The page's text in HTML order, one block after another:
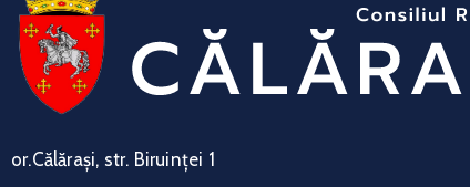
or.Călărași, str. Biruinței 1